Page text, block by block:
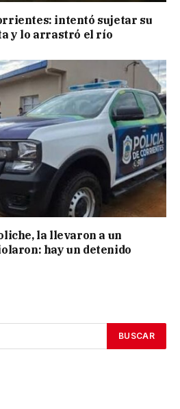
intentó sujetar su
y lo arrastró el río
la llevaron a un
hay un detenido